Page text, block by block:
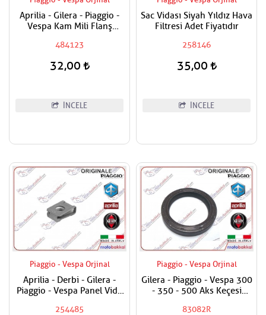
Aprilia - Gilera - Piaggio -
Vespa Kam Mili Flanş
484123
32,00
İNCELE
Sac Vidası Siyah Yıldız Hava
Filtresi Adet Fiyatıdır
258146
35,00
İNCELE
Piaggio - Vespa Orjinal
Aprilia - Derbi - Gilera -
Piaggio - Vespa Panel Vida
254485
Piaggio - Vespa Orjinal
Gilera - Piaggio - Vespa 300
- 350 - 500 Aks Keçesi
83082R